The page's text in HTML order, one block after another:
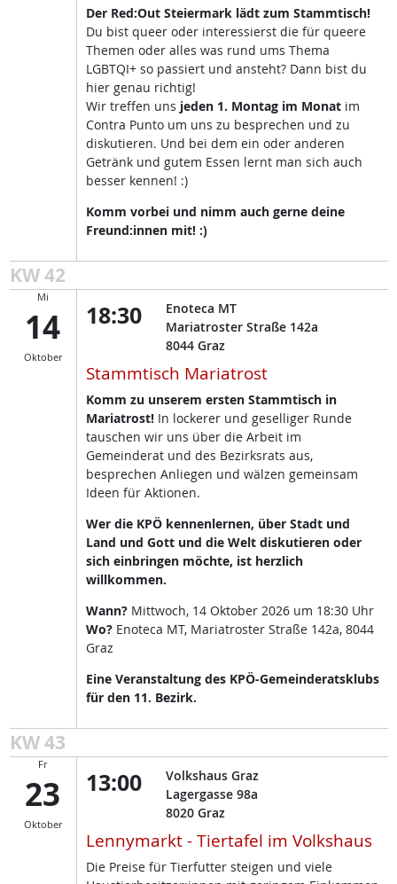
Der Red:Out Steiermark lädt zum Stammtisch!
Du bist queer oder interessierst die für queere
Themen oder alles was rund ums Thema
LGBTQI+ so passiert und ansteht? Dann bist du
hier genau richtig!
Wir treffen uns jeden 1. Montag im Monatim
Contra Punto um uns zu besprechen und zu
diskutieren. Und bei dem ein oder anderen
Getränk und gutem Essen lernt man sich auch
besser kennen! :)
Komm vorbei und nimm auch gerne deine
Freund:innen mit! :)
KW 42
Mi
14
Oktober
18:30
Enoteca MT
Mariatroster Straße 142a
8044 Graz
Stammtisch Mariatrost
Komm zu unserem ersten Stammtisch in
Mariatrost! In lockerer und geselliger Runde
tauschen wir uns über die Arbeit im
Gemeinderat und des Bezirksrats aus,
besprechen Anliegen und wälzen gemeinsam
Ideen für Aktionen.
Wer die KPÖ kennenlernen, über Stadt und
Land und Gott und die Welt diskutieren oder
sich einbringen möchte, ist herzlich
willkommen.
Wann? Mittwoch, 14 Oktober 2026 um 18:30 Uhr
Wo? Enoteca MT, Mariatroster Straße 142a, 8044
Graz
Eine Veranstaltung des KPÖ-Gemeinderatsklubs
für den 11. Bezirk.
KW 43
Fr
23
Oktober
13:00
Volkshaus Graz
Lagergasse 98a
8020 Graz
Lennymarkt - Tiertafel im Volkshaus
Die Preise für Tierfutter steigen und viele